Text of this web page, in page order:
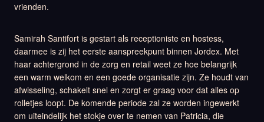
vrienden.
Samirah Santifort is gestart als receptioniste en hostess,
daarmee is zij het eerste aanspreekpunt binnen Jordex. Met
haar achtergrond in de zorg en retail weet ze hoe belangrijk
een warm welkom en een goede organisatie zijn. Ze houdt van
afwisseling, schakelt snel en zorgt er graag voor dat alles op
rolletjes loopt. De komende periode zal ze worden ingewerkt
om uiteindelijk het stokje over te nemen van Patricia, die